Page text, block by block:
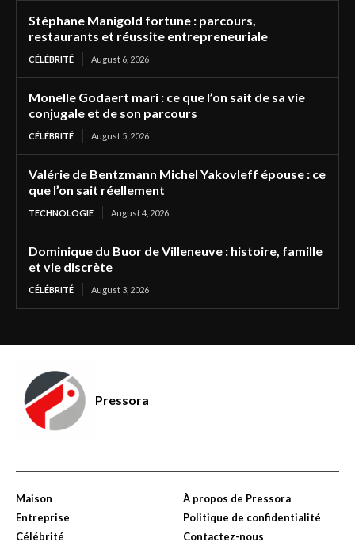
Stéphane Manigold fortune : parcours,
restaurants et réussite entrepreneuriale
CÉLÉBRITÉ August 6, 2026
Monelle Godaert mari : ce que l’on sait de sa vie
conjugale et de son parcours
CÉLÉBRITÉ August 5, 2026
Valérie de Bentzmann Michel Yakovleff épouse : ce
que l’on sait réellement
TECHNOLOGIE August 4, 2026
Dominique du Buor de Villeneuve : histoire, famille
et vie discrète
CÉLÉBRITÉ August 3, 2026
Pressora
Maison
Entreprise
Célébrité
À propos de Pressora
Politique de confidentialité
Contactez-nous